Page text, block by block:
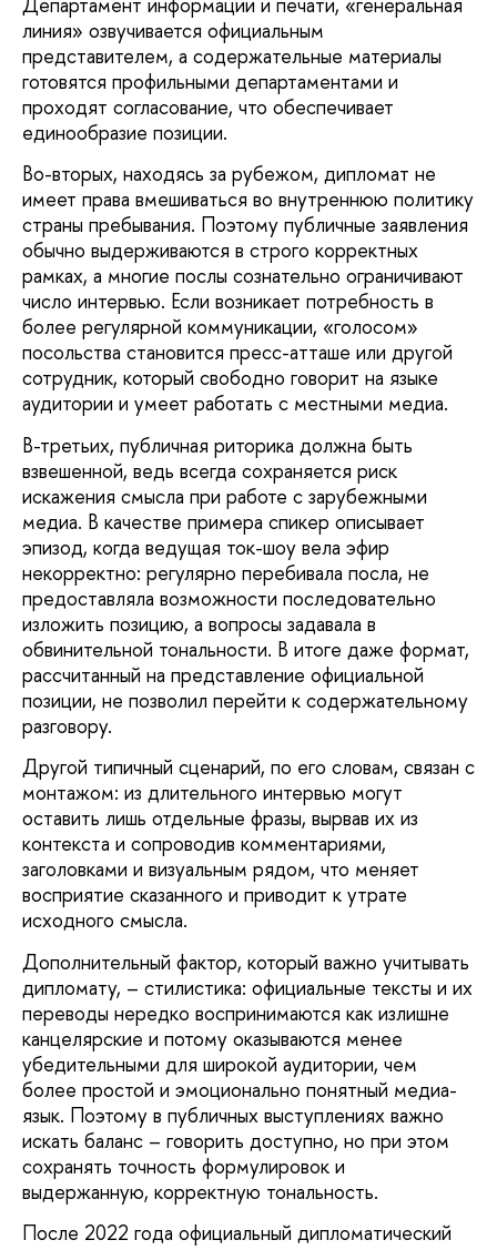
линия» озвучивается официальным
представителем, а содержательные материалы
готовятся профильными департаментами и
проходят согласование, что обеспечивает
единообразие позиции.
Во-вторых, находясь за рубежом, дипломат не
имеет права вмешиваться во внутреннюю политику
страны пребывания. Поэтому публичные заявления
обычно выдерживаются в строго корректных
рамках, а многие послы сознательно ограничивают
число интервью. Если возникает потребность в
более регулярной коммуникации, «голосом»
посольства становится пресс-атташе или другой
сотрудник, который свободно говорит на языке
аудитории и умеет работать с местными медиа.
В-третьих, публичная риторика должна быть
взвешенной, ведь всегда сохраняется риск
искажения смысла при работе с зарубежными
медиа. В качестве примера спикер описывает
эпизод, когда ведущая ток-шоу вела эфир
некорректно: регулярно перебивала посла, не
предоставляла возможности последовательно
изложить позицию, а вопросы задавала в
обвинительной тональности. В итоге даже формат,
рассчитанный на представление официальной
позиции, не позволил перейти к содержательному
разговору.
Другой типичный сценарий, по его словам, связан с
монтажом: из длительного интервью могут
оставить лишь отдельные фразы, вырвав их из
контекста и сопроводив комментариями,
заголовками и визуальным рядом, что меняет
восприятие сказанного и приводит к утрате
исходного смысла.
Дополнительный фактор, который важно учитывать
дипломату, – стилистика: официальные тексты и их
переводы нередко воспринимаются как излишне
канцелярские и потому оказываются менее
убедительными для широкой аудитории, чем
более простой и эмоционально понятный медиа-
язык. Поэтому в публичных выступлениях важно
искать баланс – говорить доступно, но при этом
сохранять точность формулировок и
выдержанную, корректную тональность.
После 2022 года официальный дипломатический